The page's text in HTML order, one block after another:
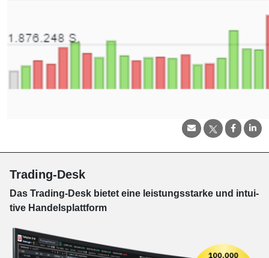
Trading-Desk
Das Trading-Desk bie­tet eine leis­tungs­star­ke und in­tui­
tive Han­dels­platt­form